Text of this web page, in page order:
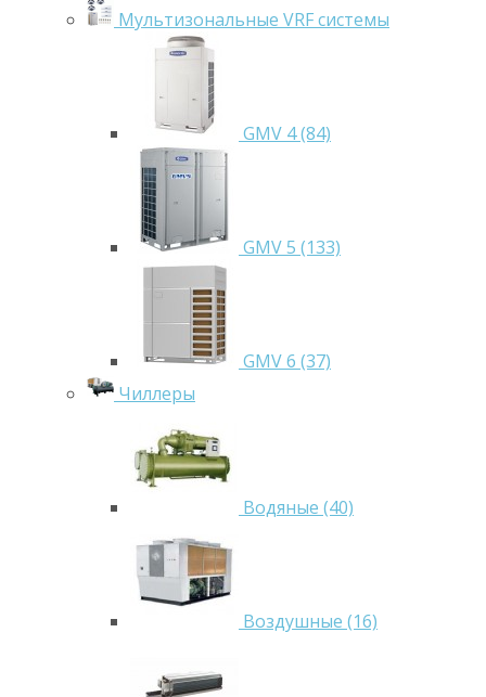
Мультизональные VRF системы
GMV 4 (84)
GMV 5 (133)
GMV 6 (37)
Чиллеры
Водяные (40)
Воздушные (16)